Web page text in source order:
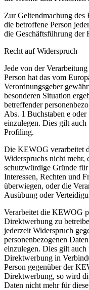
Zur Geltendmachung des
die betroffene Person
die Geschäftsführung
Recht auf Widerspruch
Jede von der
Person hat das vom
Verordnungsgeber
besonderen Situation
betreffender
Abs. 1 Buchstaben e
einzulegen. Dies gilt auch
Profiling.
Die KEWOG verarbeitet
Widerspruchs nicht mehr,
schutzwürdige Gründe
Interessen, Rechten und
überwiegen, oder die
Ausübung oder
Verarbeitet die KEWOG
Direktwerbung zu
jederzeit Widerspruch
personenbezogenen
einzulegen. Dies gilt
Direktwerbung in
Person gegenüber der
Direktwerbung, so wird
Daten nicht mehr für